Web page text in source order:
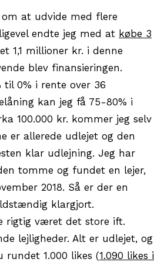
at udvide med flere
endte jeg med at købe 3
1,1 millioner kr. i denne
blev finansieringen.
til 0% i rente over 36
kan jeg få 75-80% i
100.000 kr. kommer jeg selv
er allerede udlejet og den
klar udlejning. Jeg har
tomme og fundet en lejer,
2018. Så er der en
klargjort.
rigtig været det store ift.
lejligheder. Alt er udlejet, og
rundet 1.000 likes (1.090 likes i